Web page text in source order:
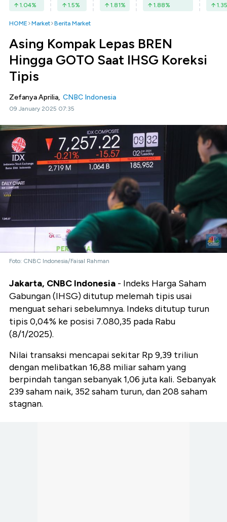
1.04% 1.5% 1.81% 1.88% 1.35
HOME Market Berita Market
Asing Kompak Lepas BREN
Hingga GOTO Saat IHSG Koreksi
Tipis
Zefanya Aprilia, CNBC Indonesia
09 January 2025 07:35
Foto: CNBC Indonesia/Faisal Rahman
Jakarta, CNBC Indonesia - Indeks Harga Saham
Gabungan (IHSG) ditutup melemah tipis usai
menguat sehari sebelumnya. Indeks ditutup turun
tipis 0,04% ke posisi 7.080,35 pada Rabu
(8/1/2025).
Nilai transaksi mencapai sekitar Rp 9,39 triliun
dengan melibatkan 16,88 miliar saham yang
berpindah tangan sebanyak 1,06 juta kali. Sebanyak
239 saham naik, 352 saham turun, dan 208 saham
stagnan.